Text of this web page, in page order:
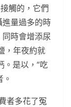
觸的，它們
量過多的時
時會增添尿
，年夜約就
。是以，“吃
者多花了冤